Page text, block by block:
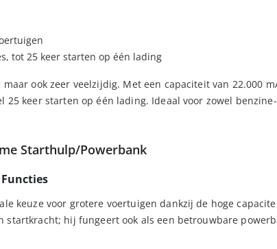
tot 25 keer starten op één lading
ook zeer veelzijdig. Met een capaciteit van 22.000
25 keer starten op één lading. Ideaal voor zowel
Starthulp/Powerbank
keuze voor grotere voertuigen dankzij de hoge
startkracht; hij fungeert ook als een betrouwbare